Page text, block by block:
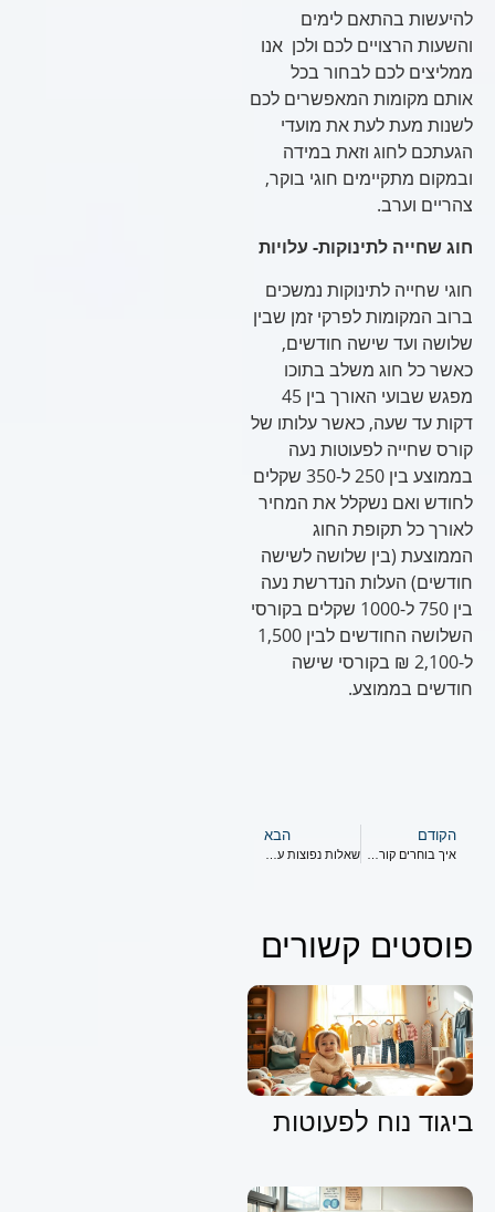
להיעשות בהתאם לימים
והשעות הרצויים לכם ולכן אנו
ממליצים לכם לבחור בכל
אותם מקומות המאפשרים לכם
לשנות מעת לעת את מועדי
הגעתכם לחוג וזאת במידה
ובמקום מתקיימים חוגי בוקר,
צהריים וערב.
חוג שחייה לתינוקות- עלויות
חוגי שחייה לתינוקות נמשכים
ברוב המקומות לפרקי זמן שבין
שלושה ועד שישה חודשים,
כאשר כל חוג משלב בתוכו
מפגש שבועי האורך בין 45
דקות עד שעה, כאשר עלותו של
קורס שחייה לפעוטות נעה
בממוצע בין 250 ל-350 שקלים
לחודש ואם נשקלל את המחיר
לאורך כל תקופת החוג
הממוצעת (בין שלושה לשישה
חודשים) העלות הנדרשת נעה
בין 750 ל-1000 שקלים בקורסי
השלושה החודשים לבין 1,500
ל-2,100 ₪ בקורסי שישה
חודשים בממוצע.
הקודם
איך בוחרים קורס שחייה לתינוקות
הבא
שאלות נפוצות על חוג שחייה לפעוטות
פוסטים קשורים
ביגוד נוח לפעוטות